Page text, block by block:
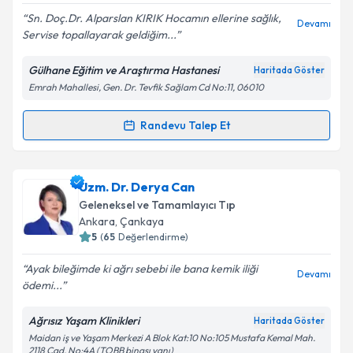
E-posta Adresiniz
Kişisel verilerimin işlenmesine ilişkinAydınlatma
Metni'ni okudum ve kişisel verilerimin belirtilen
kapsamda işlenmesini kabul ediyorum.
Sn. Doç.Dr. Alparslan KIRIK Hocamın ellerine sağlık,
Servise topallayarak geldiğim...
Devamı
Gülhane Eğitim ve Araştırma Hastanesi Haritada Göster
Emrah Mahallesi, Gen. Dr. Tevfik Sağlam Cd No:11, 06010
Randevu Talep Et
Randevu Takvimi Talebi
Doç. Dr. Alparslan Kırıkiçin randevu takvimi talebi
oluşturun. Size bu uzmandan randevu almanız için bir
takvim hazırlandığında e-posta ile bilgilendireceğiz.
Kişisel verilerimin işlenmesine ilişkin
Aydınlatma
Metni'ni okudum ve kişisel verilerimin belirtilen
Uzm. Dr. Derya Can
Geleneksel ve Tamamlayıcı Tıp
Ankara, Çankaya
5 (65 Değerlendirme)
Ayak bileğimde ki ağrı sebebi ile bana kemik iliği
ödemi...
Devamı
Ağrısız Yaşam Klinikleri Haritada Göster
Maidan iş ve Yaşam Merkezi A Blok Kat:10 No:105 Mustafa Kemal Mah.
2118 Cad. No:4A (TOBB binası yanı)